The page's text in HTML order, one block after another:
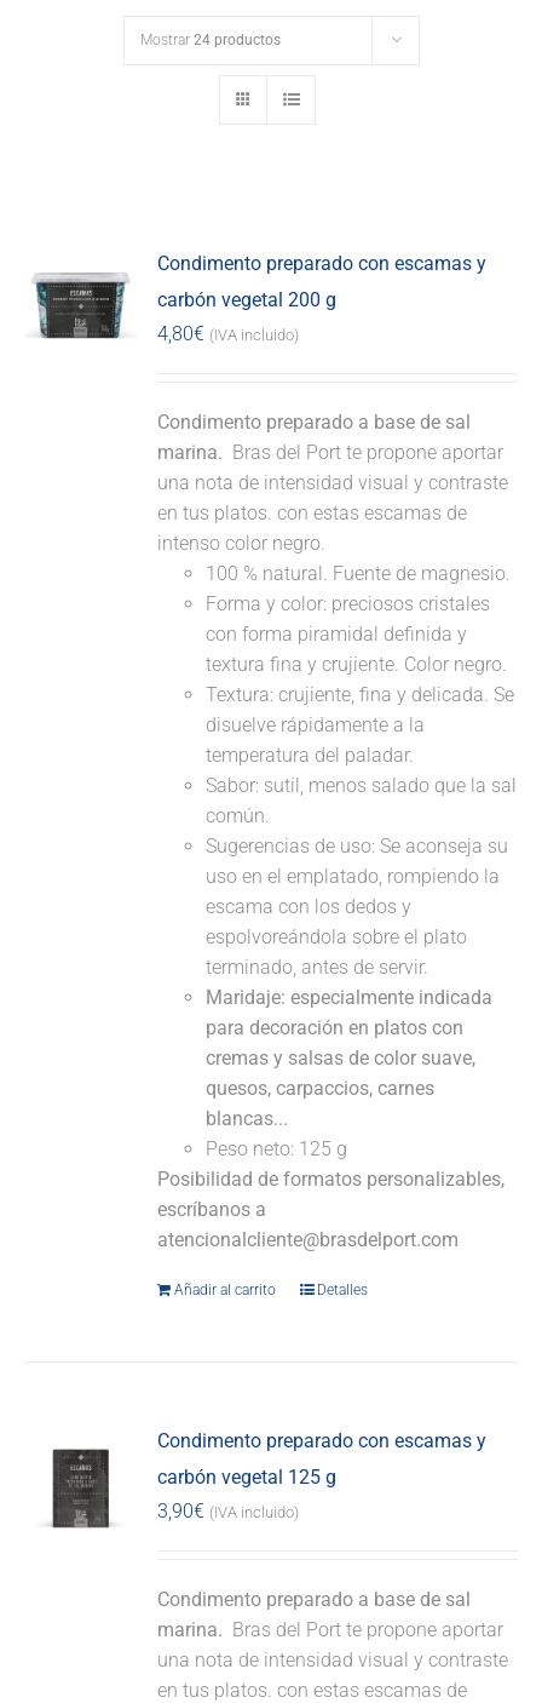
Mostrar 24 productos
Condimento preparado con escamas y
carbón vegetal 200 g
4,80€ (IVA incluido)
Condimento preparado a base de sal
marina. Bras del Port te propone aportar
una nota de intensidad visual y contraste
en tus platos. con estas escamas de
intenso color negro.
100 % natural. Fuente de magnesio.
Forma y color: preciosos cristales
con forma piramidal definida y
textura fina y crujiente. Color negro.
Textura: crujiente, fina y delicada. Se
disuelve rápidamente a la
temperatura del paladar.
Sabor: sutil, menos salado que la sal
común.
Sugerencias de uso: Se aconseja su
uso en el emplatado, rompiendo la
escama con los dedos y
espolvoreándola sobre el plato
terminado, antes de servir.
Maridaje: especialmente indicada
para decoración en platos con
cremas y salsas de color suave,
quesos, carpaccios, carnes
blancas...
Peso neto: 125 g
Posibilidad de formatos personalizables,
escríbanos a
atencionalcliente@brasdelport.com
Añadir al carrito Detalles
Condimento preparado con escamas y
carbón vegetal 125 g
3,90€ (IVA incluido)
Condimento preparado a base de sal
marina. Bras del Port te propone aportar
una nota de intensidad visual y contraste
en tus platos. con estas escamas de